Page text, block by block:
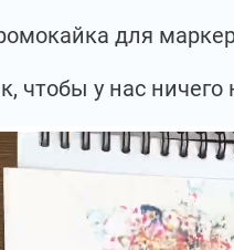
для
чтобы у нас